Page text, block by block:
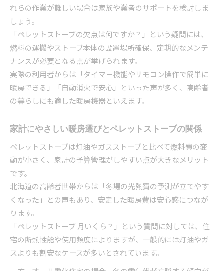
れらの作業が難しい場合は家族や業者のサポートを検討しま
しょう。
「ペレットストーブの欠点は何ですか？」という疑問には、
燃料の運搬やストーブ本体の設置場所確保、定期的なメンテ
ナンスが必要となる点が挙げられます。
実際の利用者からは「タイマー機能やリモコン操作で簡単に
暖房できる」「自動消火で安心」といった声が多く、高齢者
の暮らしにも適した暖房機器といえます。
家計にやさしい暖房選びとペレットストーブの関係
ペレットストーブは灯油やガスストーブと比べて燃料費の変
動が小さく、家計の予算管理がしやすい点が大きなメリット
です。
北海道の高齢者世帯からは「冬場の光熱費の予測が立てやす
くなった」との声もあり、安定した暖房費は安心感につなが
ります。
「ペレットストーブ 月いくら？」という質問に対しては、住
宅の断熱性能や使用頻度によりますが、一般的には灯油やガ
スよりも割安なケースが多いとされています。